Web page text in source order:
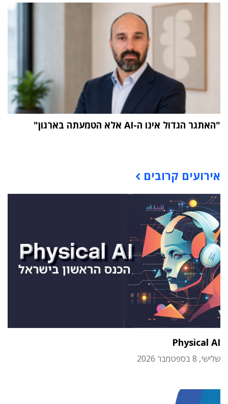
"האתגר הגדול אינו ה-AI אלא הטמעתה בארגון"
אירועים קרובים
Physical AI
שלישי, 8 בספטמבר 2026